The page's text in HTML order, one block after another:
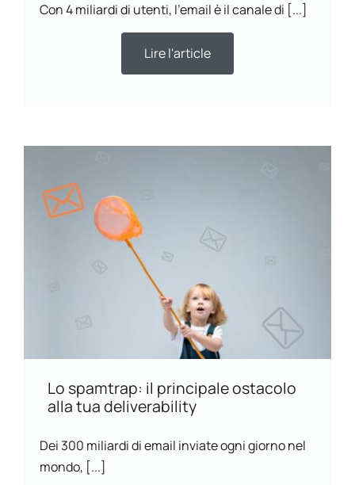
Con 4 miliardi di utenti, l’email è il canale di [...]
Lire l'article
Lo spamtrap: il principale ostacolo
alla tua deliverability
Dei 300 miliardi di email inviate ogni giorno nel
mondo, [...]